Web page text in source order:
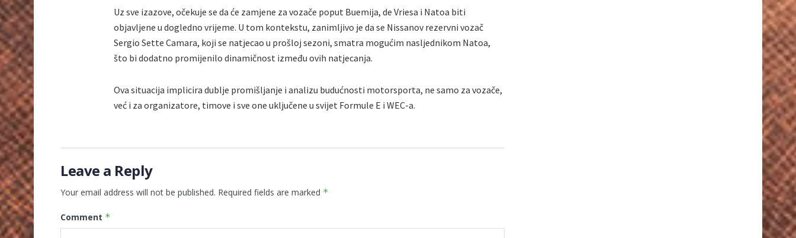
Uz sve izazove, očekuje se da će zamjene za vozače poput Buemija, de Vriesa i Natoa biti
objavljene u dogledno vrijeme. U tom kontekstu, zanimljivo je da se Nissanov rezervni vozač
Sergio Sette Camara, koji se natjecao u prošloj sezoni, smatra mogućim nasljednikom Natoa,
što bi dodatno promijenilo dinamičnost između ovih natjecanja.
Ova situacija implicira dublje promišljanje i analizu budućnosti motorsporta, ne samo za vozače,
već i za organizatore, timove i sve one uključene u svijet Formule E i WEC-a.
Leave a Reply
Your email address will not be published. Required fields are marked *
Comment *